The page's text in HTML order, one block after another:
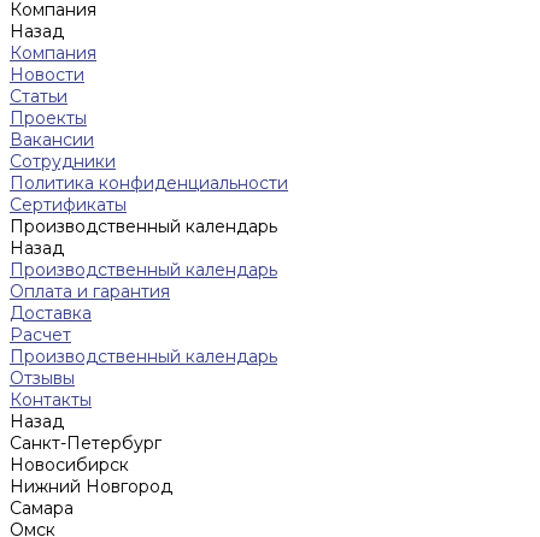
Компания
Назад
Компания
Новости
Статьи
Проекты
Вакансии
Сотрудники
Политика конфиденциальности
Сертификаты
Производственный календарь
Назад
Производственный календарь
Оплата и гарантия
Доставка
Расчет
Производственный календарь
Отзывы
Контакты
Назад
Санкт-Петербург
Новосибирск
Нижний Новгород
Cамара
Омск